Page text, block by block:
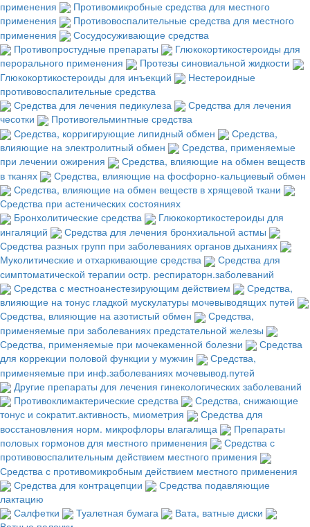
применения
Противомикробные средства для местного
применения
Противовоспалительные средства для местного
применения
Сосудосуживающие средства
Противопростудные препараты
Глюкокортикостероиды для
перорального применения
Протезы синовиальной жидкости
Глюкокортикостероиды для инъекций
Нестероидные
противовоспалительные средства
Средства для лечения педикулеза
Средства для лечения
чесотки
Противогельминтные средства
Средства, корригирующие липидный обмен
Средства,
влияющие на электролитный обмен
Средства, применяемые
при лечении ожирения
Средства, влияющие на обмен веществ
в тканях
Средства, влияющие на фосфорно-кальциевый обмен
Средства, влияющие на обмен веществ в хрящевой ткани
Средства при астенических состояниях
Бронхолитические средства
Глюкокортикостероиды для
ингаляций
Средства для лечения бронхиальной астмы
Средства разных групп при заболеваниях органов дыханиях
Муколитические и отхаркивающие средства
Средства для
симптоматической терапии остр. респираторн.заболеваний
Средства с местноанестезирующим действием
Средства,
влияющие на тонус гладкой мускулатуры мочевыводящих путей
Средства, влияющие на азотистый обмен
Средства,
применяемые при заболеваниях предстательной железы
Средства, применяемые при мочекаменной болезни
Средства
для коррекции половой функции у мужчин
Средства,
применяемые при инф.заболеваниях мочевывод.путей
Другие препараты для лечения гинекологических заболеваний
Противоклимактерические средства
Средства, снижающие
тонус и сократит.активность, миометрия
Средства для
восстановления норм. микрофлоры влагалища
Препараты
половых гормонов для местного применения
Средства с
противовоспалительным действием местного примения
Средства с противомикробным действием местного применения
Средства для контрацепции
Средства подавляющие
лактацию
Салфетки
Туалетная бумага
Вата, ватные диски